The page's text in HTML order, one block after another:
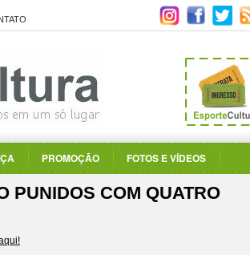
PROMOÇÃO FOTOS E VÍDEOS
PUNIDOS COM QUATRO